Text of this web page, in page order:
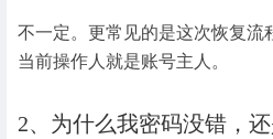
不一定。更常见的是这次恢复流
当前操作人就是账号主人。
2、为什么我密码没错，